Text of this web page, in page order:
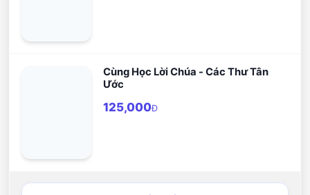
Cùng Học Lời Chúa - Các Thư Tân
Ước
125,000Đ